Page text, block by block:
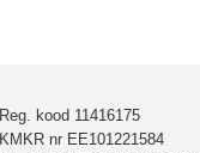
Reg. kood 11416175
KMKR nr EE101221584